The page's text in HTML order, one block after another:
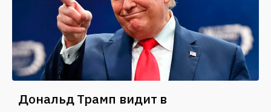
Дональд Трамп видит в